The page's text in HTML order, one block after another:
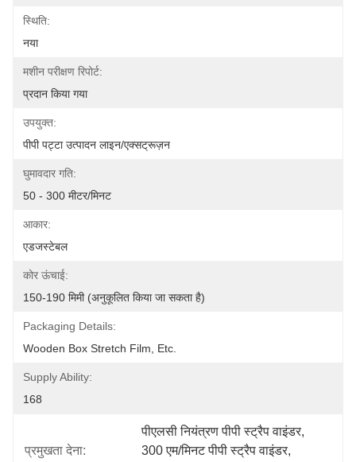
स्थिति:
नया
मशीन परीक्षण रिपोर्ट:
प्रदान किया गया
उपयुक्त:
पीपी पट्टा उत्पादन लाइन/एक्सट्रूज़न
घुमावदार गति:
50 - 300 मीटर/मिनट
आकार:
एडजस्टेबल
कोर ऊंचाई:
150-190 मिमी (अनुकूलित किया जा सकता है)
Packaging Details:
Wooden Box Stretch Film, Etc.
Supply Ability:
168
प्रमुखता देना:
पीएलसी नियंत्रण पीपी स्ट्रैप वाइंडर,
300 एम/मिनट पीपी स्ट्रैप वाइंडर,